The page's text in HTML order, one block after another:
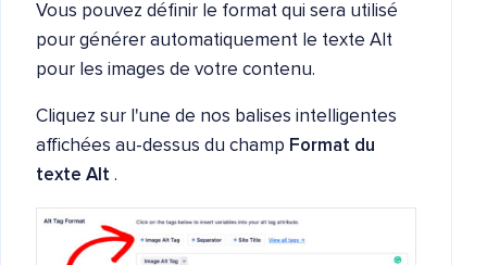
Vous pouvez définir le format qui sera utilisé
pour générer automatiquement le texte Alt
pour les images de votre contenu.
Cliquez sur l'une de nos balises intelligentes
affichées au-dessus du champ Format du
texte Alt .